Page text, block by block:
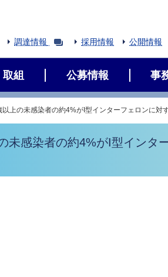
調達情報 採用情報 公開情報
組 公募情報 事
上の未感染者の約4%がI型インターフェロンに
未感染者の約4%がI型イン